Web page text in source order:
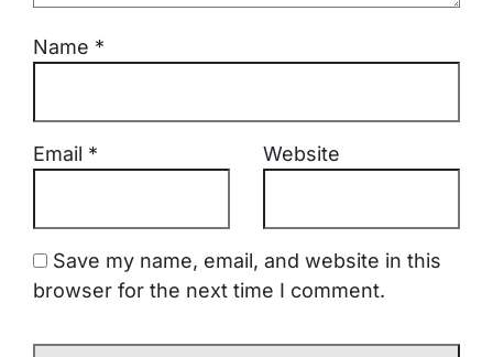
Name *
Email * Website
Save my name, email, and website in this
browser for the next time I comment.